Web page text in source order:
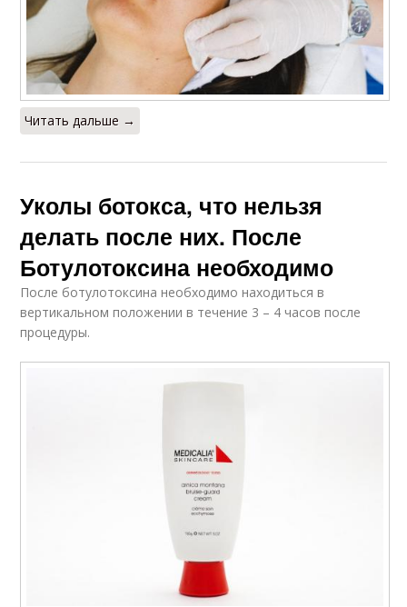
Читать дальше →
Уколы ботокса, что нельзя
делать после них. После
Ботулотоксина необходимо
После ботулотоксина необходимо находиться в
вертикальном положении в течение 3 – 4 часов после
процедуры.